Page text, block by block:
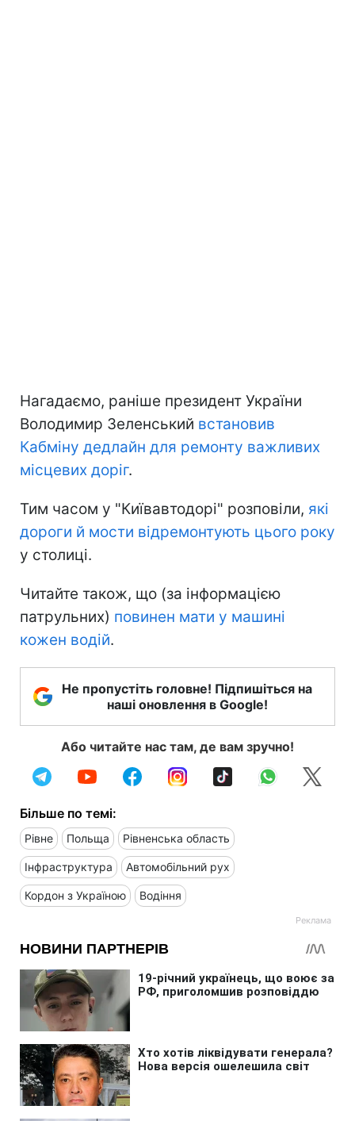
Нагадаємо, раніше президент України
Володимир Зеленський встановив
Кабміну дедлайн для ремонту важливих
місцевих доріг.
Тим часом у "Київавтодорі" розповіли, які
дороги й мости відремонтують цього року
у столиці.
Читайте також, що (за інформацією
патрульних) повинен мати у машині
кожен водій.
Не пропустіть головне! Підпишіться на
наші оновлення в Google!
Або читайте нас там, де вам зручно!
Більше по темі:
Рівне Польща Рівненська область
Інфраструктура Автомобільний рух
Кордон з Україною Водіння